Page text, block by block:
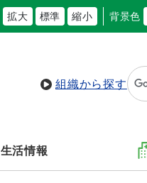
拡大 標準 縮小 背景色
組織から探す
生活情報